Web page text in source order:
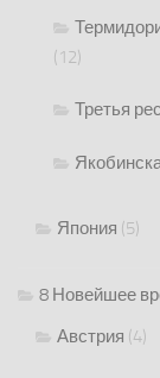
(12)
Третья
Япония (5)
8 Новейшее
Австрия (4)